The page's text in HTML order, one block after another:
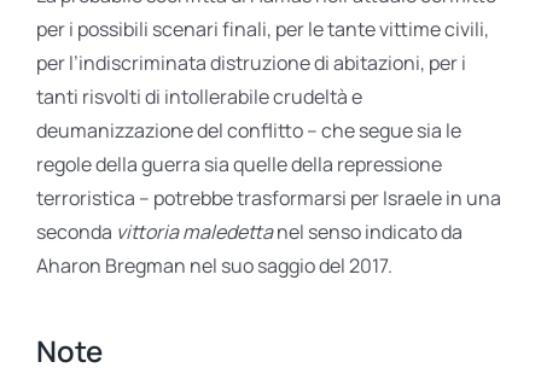
per i possibili scenari finali, per le tante vittime civili,
per l’indiscriminata distruzione di abitazioni, per i
tanti risvolti di intollerabile crudeltà e
deumanizzazione del conflitto – che segue sia le
regole della guerra sia quelle della repressione
terroristica – potrebbe trasformarsi per Israele in una
seconda vittoria maledettanel senso indicato da
Aharon Bregman nel suo saggio del 2017.
Note